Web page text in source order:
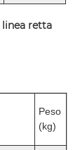
linea retta
Peso
(kg)